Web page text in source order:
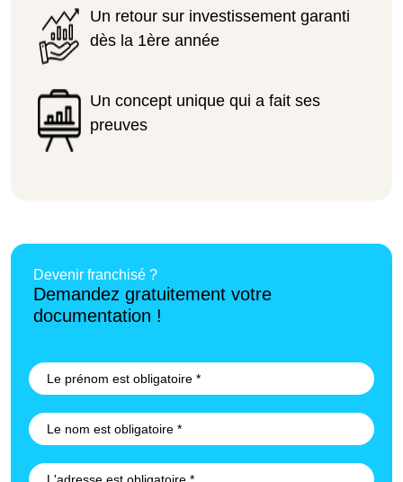
Un retour sur investissement garanti
dès la 1ère année
Un concept unique qui a fait ses
preuves
Devenir franchisé ?
Demandez gratuitement votre
documentation !